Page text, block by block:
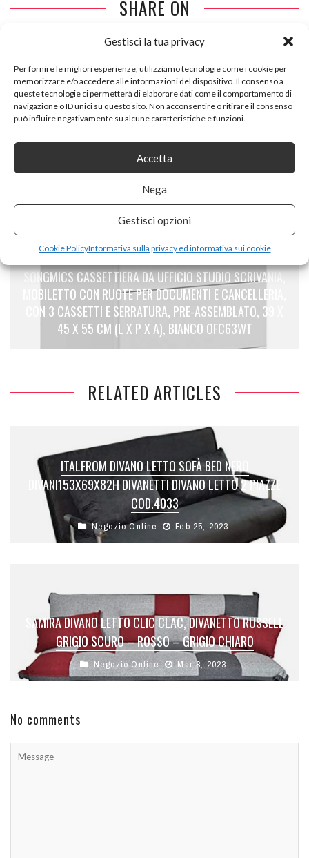
Gestisci la tua privacy
Per fornire le migliori esperienze, utilizziamo tecnologie come i cookie per
memorizzare e/o accedere alle informazioni del dispositivo. Il consenso a
queste tecnologie ci permetterà di elaborare dati come il comportamento di
navigazione o ID unici su questo sito. Non acconsentire o ritirare il consenso
può influire negativamente su alcune caratteristiche e funzioni.
Accetta
Nega
Gestisci opzioni
Cookie PolicyInformativa sulla privacy ed informativa sui cookie
SHARE ON
PREVIOUS ARTICLE
REBECCA MOBILI CASSETTIERA PER INGRESSO, MOBILE
MULTIUSO 8 CASSETTI CAMERA, LEGNO PAULOWNIA,
STILE VINTAGE INDUSTRIAL – MISURE: 70 X 48 X 29 CM
(HXLXP) – ART. RE4484
NEXT ARTICLE
SONGMICS CASSETTIERA DA UFFICIO STUDIO SCRIVANIA,
MOBILETTO CON RUOTE PER DOCUMENTI E CANCELLERIA,
CON 3 CASSETTI E SERRATURA, PRE-ASSEMBLATO, 39 X
45 X 55 CM (L X P X A), BIANCO OFC63WT
RELATED ARTICLES
ITALFROM DIVANO LETTO SOFÀ BED NERO
DIVANI153X69X82H DIVANETTI DIVANO LETTO 2 PIAZZE
COD.4033
Negozio Online Feb 25, 2023
SAMIRA DIVANO LETTO CLIC CLAC, DIVANETTO RUSSELL
GRIGIO SCURO – ROSSO – GRIGIO CHIARO
Negozio Online Mar 8, 2023
No comments